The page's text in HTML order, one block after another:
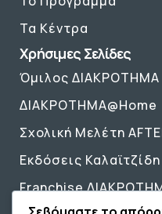
Τα Κέντρα
Χρήσιμες Σελίδες
Όμιλος ΔΙΑΚΡΟΤΗΜΑ
ΔΙΑΚΡΟΤΗΜΑ@Home
Σχολική Μελέτη
Εκδόσεις Καλαϊτζίδη
Franchise